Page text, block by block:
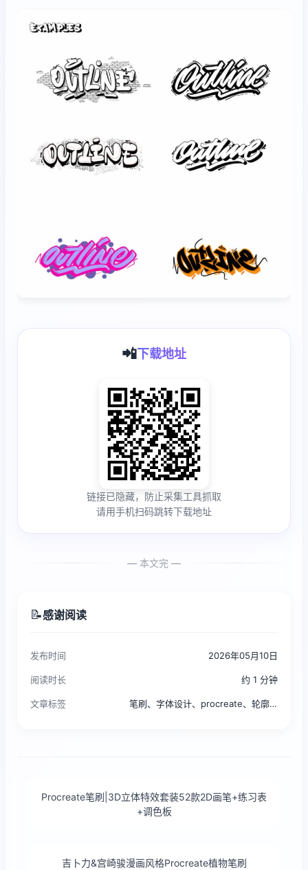
📲下载地址
链接已隐藏，防止采集工具抓取
请用手机扫码跳转下载地址
— 本文完 —
📝感谢阅读
发布时间 2026年05月10日
阅读时长 约 1 分钟
文章标签 笔刷、字体设计、procreate、轮廓描边、3D
Procreate笔刷|3D立体特效套装52款2D画笔+练习表
+调色板
吉卜力&宫崎骏漫画风格Procreate植物笔刷